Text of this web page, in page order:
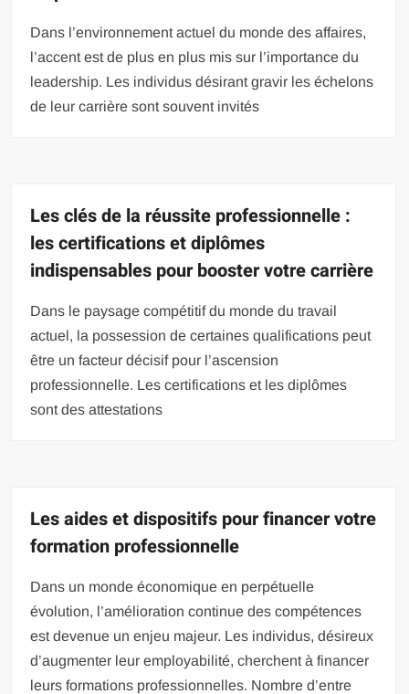
Dans l’environnement actuel du monde des affaires,
l’accent est de plus en plus mis sur l’importance du
leadership. Les individus désirant gravir les échelons
de leur carrière sont souvent invités
Les clés de la réussite professionnelle :
les certifications et diplômes
indispensables pour booster votre carrière
Dans le paysage compétitif du monde du travail
actuel, la possession de certaines qualifications peut
être un facteur décisif pour l’ascension
professionnelle. Les certifications et les diplômes
sont des attestations
Les aides et dispositifs pour financer votre
formation professionnelle
Dans un monde économique en perpétuelle
évolution, l’amélioration continue des compétences
est devenue un enjeu majeur. Les individus, désireux
d’augmenter leur employabilité, cherchent à financer
leurs formations professionnelles. Nombre d’entre